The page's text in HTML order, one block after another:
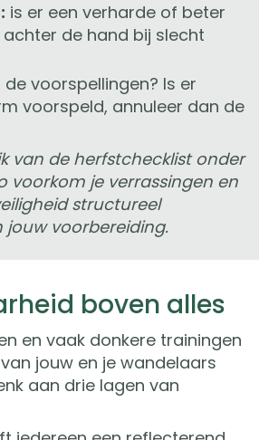
is er een verharde of beter
de hand bij slecht
de voorspellingen? Is er
voorspeld, annuleer dan de
van de herfstchecklist onder
voorkom je verrassingen en
structureel
jouw voorbereiding.
boven alles
en vaak donkere trainingen
jouw en je wandelaars
aan drie lagen van